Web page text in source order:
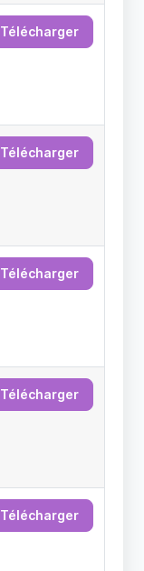
Télécharger
Télécharger
Télécharger
Télécharger
Télécharger